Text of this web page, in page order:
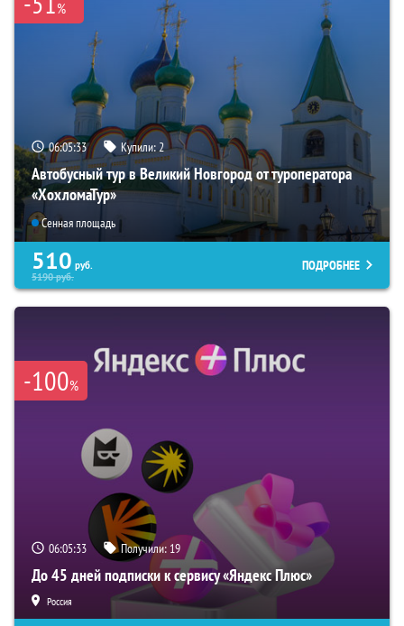
%
06:05:32 Купили:2
Автобусный тур в Великий Новгород от туроператора
«ХохломаТур»
Сенная площадь
510 руб.
5190руб.
ПОДРОБНЕЕ
-100%
06:05:32 Получили: 19
До 45 дней подписки к сервису «Яндекс Плюс»
Россия